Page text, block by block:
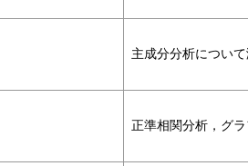
主成分分析につい
正準相関分析，グ